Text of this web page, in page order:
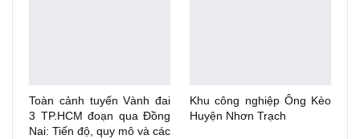
Toàn cảnh tuyến Vành đai
3 TP.HCM đoạn qua Đồng
Nai: Tiến độ, quy mô và các
Khu công nghiệp Ông Kèo
Huyện Nhơn Trạch